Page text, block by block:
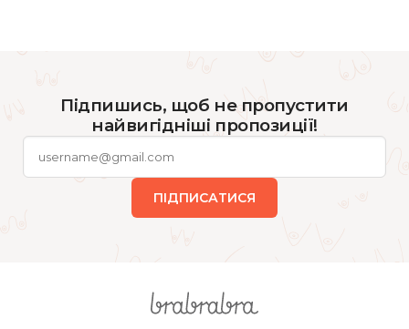
трикотажа.
из микрофибры, хлопка или эластичных бесшовных
материалов. Они хорошо пропускают воздух, не создают
лишнего давления и комфортно ощущаются в течение дня.
Кружевные варианты больше подходят для вечерних
комплектов или в качестве акцента в многослойных
бюстгальтеры
. Другие модели лучше сочетать с
Виды женских боди
Підпишись, щоб не пропустити
найвигідніші пропозиції!
ПІДПИСАТИСЯ